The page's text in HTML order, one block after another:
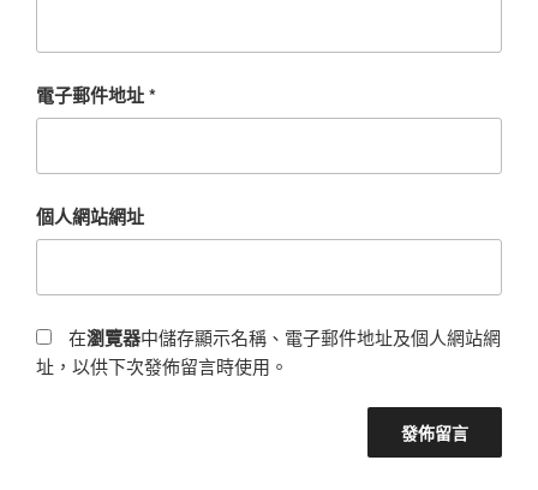
電子郵件地址*
個人網站網址
在瀏覽器中儲存顯示名稱、電子郵件地址及個人網站網
址，以供下次發佈留言時使用。